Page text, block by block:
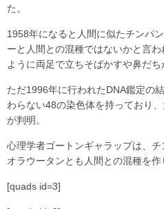
た。
1958年になると人間に似たチンパ
ーと人間との混種ではないかと言
ように両足で立ちそばかすや鼻だち
ただ1996年に行われたDNA鑑定の
わらない48の染色体を持っており
が判明。
心理学者ゴートンギャラップは、
オラウータンとも人間との混種を作
[quads id=3]